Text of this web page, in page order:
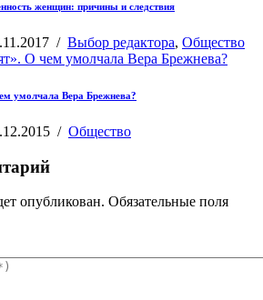
женщин: причины и следствия
/ Выбор редактора, Общество
умолчала Вера Брежнева?
/ Общество
опубликован. Обязательные поля